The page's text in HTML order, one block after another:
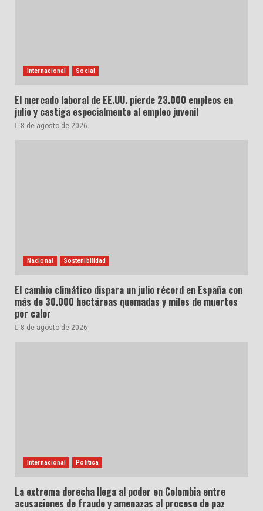
Internacional Social
El mercado laboral de EE.UU. pierde 23.000 empleos en
julio y castiga especialmente al empleo juvenil
8 de agosto de 2026
Nacional Sostenibilidad
El cambio climático dispara un julio récord en España con
más de 30.000 hectáreas quemadas y miles de muertes
por calor
8 de agosto de 2026
Internacional Política
La extrema derecha llega al poder en Colombia entre
acusaciones de fraude y amenazas al proceso de paz